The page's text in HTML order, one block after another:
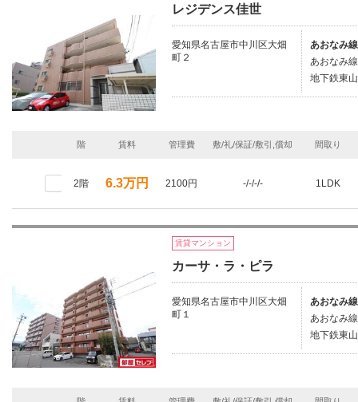
レジデンス佳世
愛知県名古屋市中川区大畑
町２
あおなみ
あおなみ
地下鉄東
階 賃料 管理費 敷/礼/保証/敷引,償却 間取り
2階 6.3万円 2100円 -/-/-/- 1LDK
賃貸マンション
カーサ・ラ・ピラ
愛知県名古屋市中川区大畑
町１
あおなみ
あおなみ
地下鉄東